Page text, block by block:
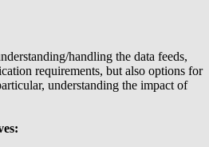
handling the data feeds,
requirements, but also options for
understanding the impact of